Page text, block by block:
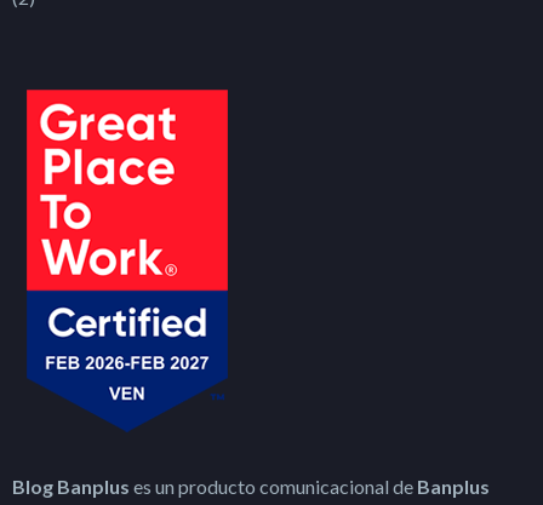
Blog Banplus es un producto comunicacional de Banplus